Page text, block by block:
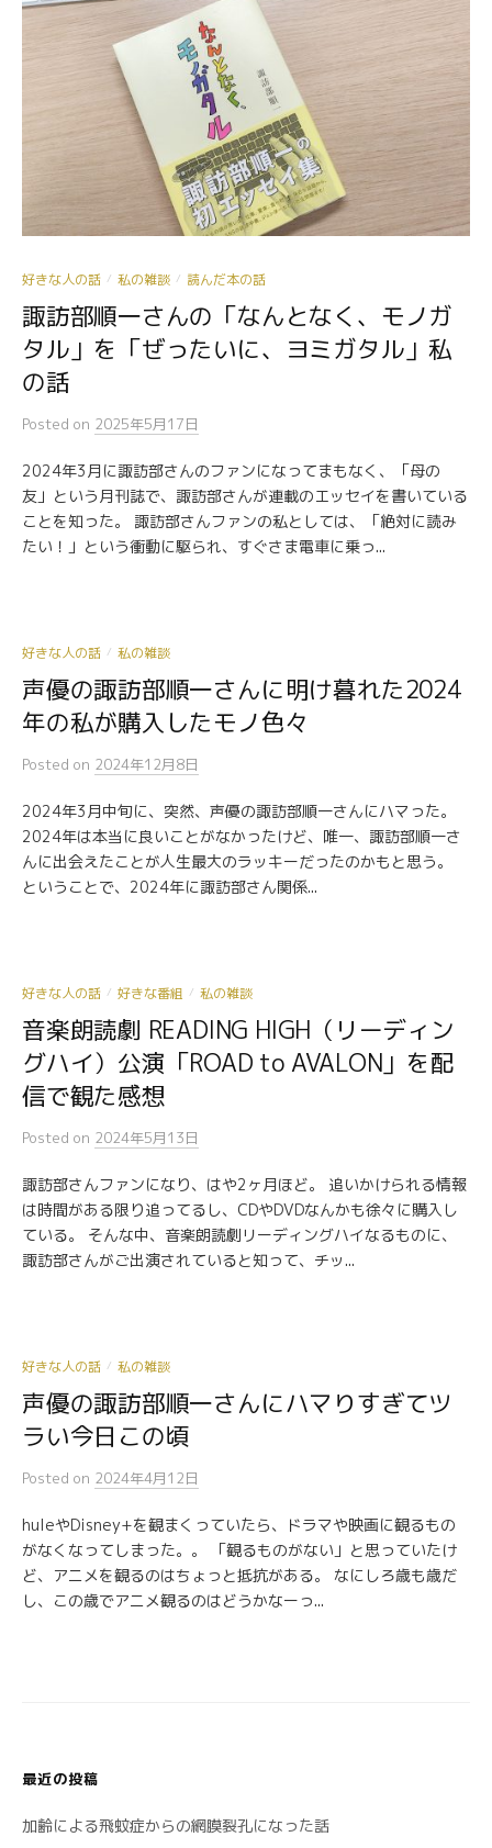
好きな人の話 / 私の雑談 / 読んだ本の話
諏訪部順一さんの「なんとなく、モノガ
タル」を「ぜったいに、ヨミガタル」私
の話
Posted on 2025年5月17日
2024年3月に諏訪部さんのファンになってまもなく、「母の
友」という月刊誌で、諏訪部さんが連載のエッセイを書いている
ことを知った。 諏訪部さんファンの私としては、「絶対に読み
たい！」という衝動に駆られ、すぐさま電車に乗っ...
好きな人の話 / 私の雑談
声優の諏訪部順一さんに明け暮れた2024
年の私が購入したモノ色々
Posted on 2024年12月8日
2024年3月中旬に、突然、声優の諏訪部順一さんにハマった。
2024年は本当に良いことがなかったけど、唯一、諏訪部順一さ
んに出会えたことが人生最大のラッキーだったのかもと思う。
ということで、2024年に諏訪部さん関係...
好きな人の話 / 好きな番組 / 私の雑談
音楽朗読劇 READING HIGH（リーディン
グハイ）公演「ROAD to AVALON」を配
信で観た感想
Posted on 2024年5月13日
諏訪部さんファンになり、はや2ヶ月ほど。 追いかけられる情報
は時間がある限り追ってるし、CDやDVDなんかも徐々に購入し
ている。 そんな中、音楽朗読劇リーディングハイなるものに、
諏訪部さんがご出演されていると知って、チッ...
好きな人の話 / 私の雑談
声優の諏訪部順一さんにハマりすぎてツ
ラい今日この頃
Posted on 2024年4月12日
huleやDisney+を観まくっていたら、ドラマや映画に観るもの
がなくなってしまった。。 「観るものがない」と思っていたけ
ど、アニメを観るのはちょっと抵抗がある。 なにしろ歳も歳だ
し、この歳でアニメ観るのはどうかなーっ...
最近の投稿
加齢による飛蚊症からの網膜裂孔になった話